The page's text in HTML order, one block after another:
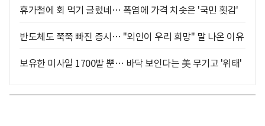
휴가철에 회 먹기 글렀네… 폭염에 가격 치솟은 '국민 횟감'
반도체도 쭉쭉 빠진 증시… "외인이 우리 희망" 말 나온 이유
보유한 미사일 1700발 뿐… 바닥 보인다는 美 무기고 '위태'